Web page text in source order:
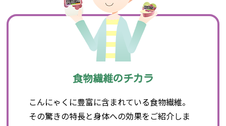
食物繊維のチカラ
こんにゃくに豊富に含まれている食物繊維。
その驚きの特長と身体への効果をご紹介しま